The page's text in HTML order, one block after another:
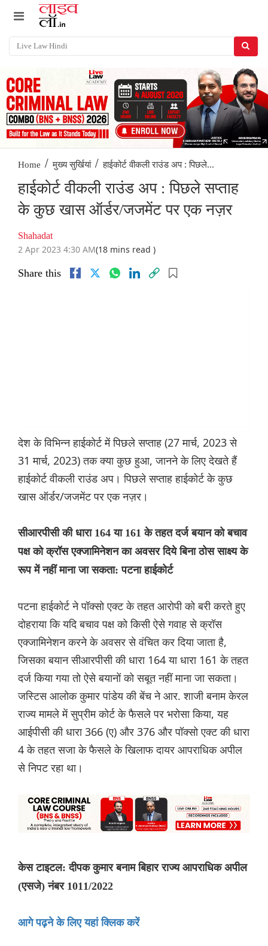
Home / मुख्य सुर्खियां / हाईकोर्ट वीकली राउंड अप : पिछले...
हाईकोर्ट वीकली राउंड अप : पिछले सप्ताह
के कुछ खास ऑर्डर/जजमेंट पर एक नज़र
Shahadat
2 Apr 2023 4:30 AM(18 mins read )
Share this
देश के विभिन्न हाईकोर्ट में पिछले सप्ताह (27 मार्च, 2023 से
31 मार्च, 2023) तक क्या कुछ हुआ, जानने के लिए देखते हैं
हाईकोर्ट वीकली राउंड अप। पिछले सप्ताह हाईकोर्ट के कुछ
खास ऑर्डर/जजमेंट पर एक नज़र।
सीआरपीसी की धारा 164 या 161 के तहत दर्ज बयान को बचाव
पक्ष को क्रॉस एक्जामिनेशन का अवसर दिये बिना ठोस साक्ष्य के
रूप में नहीं माना जा सकता: पटना हाईकोर्ट
पटना हाईकोर्ट ने पॉक्सो एक्ट के तहत आरोपी को बरी करते हुए
दोहराया कि यदि बचाव पक्ष को किसी ऐसे गवाह से क्रॉस
एक्जामिनेशन करने के अवसर से वंचित कर दिया जाता है,
जिसका बयान सीआरपीसी की धारा 164 या धारा 161 के तहत
दर्ज किया गया तो ऐसे बयानों को सबूत नहीं माना जा सकता।
जस्टिस आलोक कुमार पांडेय की बेंच ने आर. शाजी बनाम केरल
राज्य मामले में सुप्रीम कोर्ट के फैसले पर भरोसा किया, यह
आईपीसी की धारा 366 (ए) और 376 और पॉक्सो एक्ट की धारा
4 के तहत सजा के फैसले के खिलाफ दायर आपराधिक अपील
से निपट रहा था।
केस टाइटल: दीपक कुमार बनाम बिहार राज्य आपराधिक अपील
(एसजे) नंबर 1011/2022
आगे पढ़ने के लिए यहां क्लिक करें